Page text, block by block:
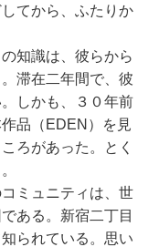
てから、ふたりか
知識は、彼らから
滞在二年間で、彼
しかも、３０年前
品（EDEN）を見
ろがあった。とく
ミュニティは、世
ある。新宿二丁目
られている。思い